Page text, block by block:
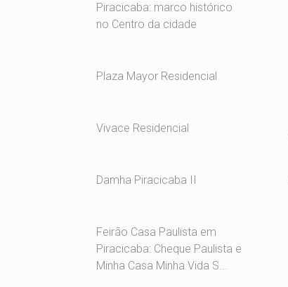
Piracicaba: marco histórico
no Centro da cidade
Plaza Mayor Residencial
Vivace Residencial
Damha Piracicaba II
Feirão Casa Paulista em
Piracicaba: Cheque Paulista e
Minha Casa Minha Vida S...